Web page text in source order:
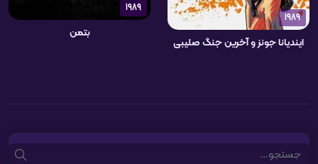
1989
ایندیانا جونز و آخرین جنگ صلیبی
1989
بتمن
Search